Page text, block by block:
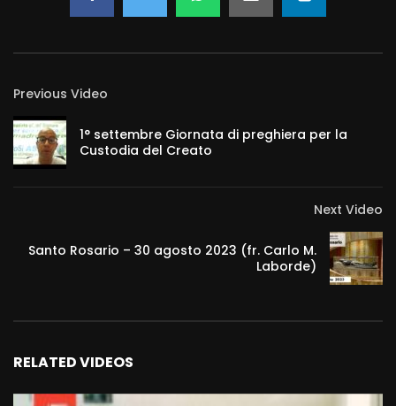
Previous Video
1° settembre Giornata di preghiera per la
Custodia del Creato
Next Video
Santo Rosario – 30 agosto 2023 (fr. Carlo M.
Laborde)
RELATED VIDEOS